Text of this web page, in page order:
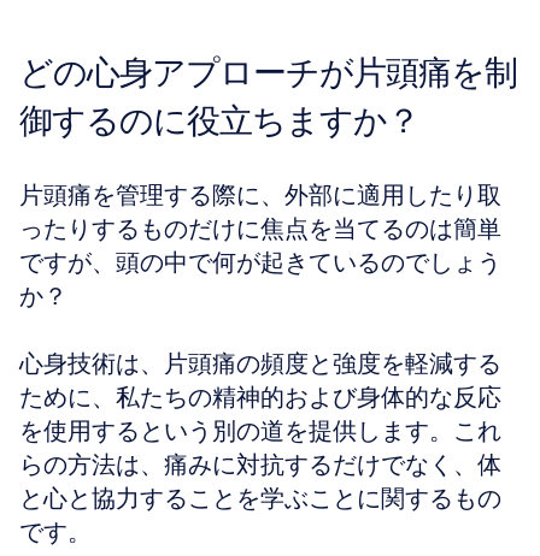
どの心身アプローチが片頭痛を制
御するのに役立ちますか？
片頭痛を管理する際に、外部に適用したり取
ったりするものだけに焦点を当てるのは簡単
ですが、頭の中で何が起きているのでしょう
か？
心身技術は、片頭痛の頻度と強度を軽減する
ために、私たちの精神的および身体的な反応
を使用するという別の道を提供します。これ
らの方法は、痛みに対抗するだけでなく、体
と心と協力することを学ぶことに関するもの
です。